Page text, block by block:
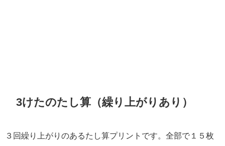
3けたのたし算（繰り上がりあり）
３回繰り上がりのあるたし算プリントです。全部で１５枚